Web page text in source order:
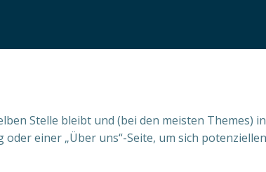
Stelle bleibt und (bei den meisten Themes)
einer „Über uns“-Seite, um sich